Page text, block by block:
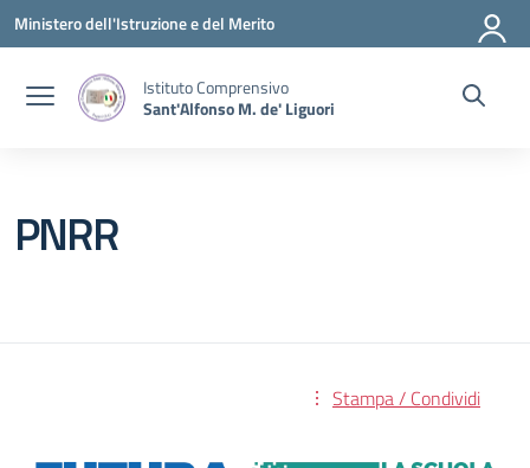
Vai ai contenuti
Vai al menu di navigazione
Vai al footer
Ministero dell'Istruzione e del Merito
Istituto Comprensivo
Sant'Alfonso M. de' Liguori
PNRR
Stampa / Condividi